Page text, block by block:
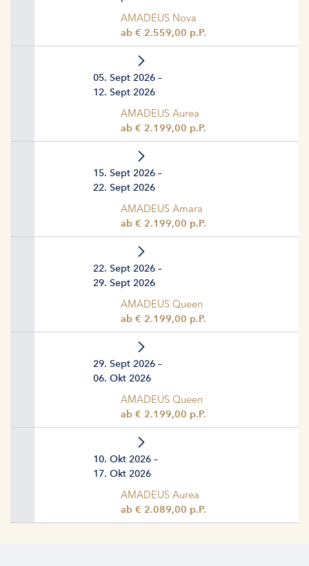
AMADEUS Nova
ab € 2.559,00 p.P.
05. Sept 2026 –
12. Sept 2026
AMADEUS Aurea
ab € 2.199,00 p.P.
15. Sept 2026 –
22. Sept 2026
AMADEUS Amara
ab € 2.199,00 p.P.
22. Sept 2026 –
29. Sept 2026
AMADEUS Queen
ab € 2.199,00 p.P.
29. Sept 2026 –
06. Okt 2026
AMADEUS Queen
ab € 2.199,00 p.P.
10. Okt 2026 –
17. Okt 2026
AMADEUS Aurea
ab € 2.089,00 p.P.